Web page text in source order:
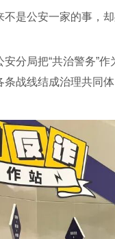
不是公安一家的事，
分局把“共治警务”
条战线结成治理共同